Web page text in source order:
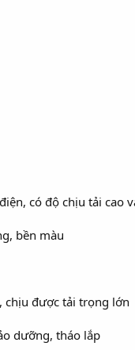
có độ chịu tải cao
bền màu
chịu được tải trọng lớn
dưỡng, tháo lắp